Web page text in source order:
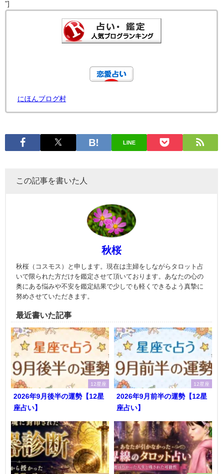
"]
にほんブログ村
LINE
この記事を書いた人
秋桜
秋桜（コスモス）と申します。現在は主婦をしながらタロット占
いで限られた方だけを鑑定させて頂いております。あなたの心の
奥にある悩みや不安を鑑定結果で少しでも軽くできるよう真摯に
努めさせていただきます。
最近書いた記事
12星座
2026年9月後半の運勢【12星
座占い】
12星座
2026年9月前半の運勢【12星
座占い】